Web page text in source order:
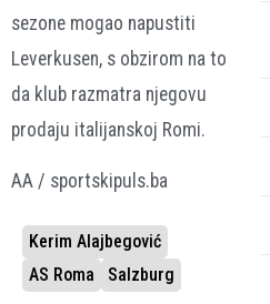
sezone mogao napustiti
Leverkusen, s obzirom na to
da klub razmatra njegovu
prodaju italijanskoj Romi.
AA / sportskipuls.ba
Kerim Alajbegović
AS Roma
Salzburg